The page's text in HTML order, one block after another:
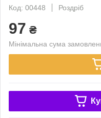
Код: 00448
Роздріб
97 ₴
Мінімальна сума